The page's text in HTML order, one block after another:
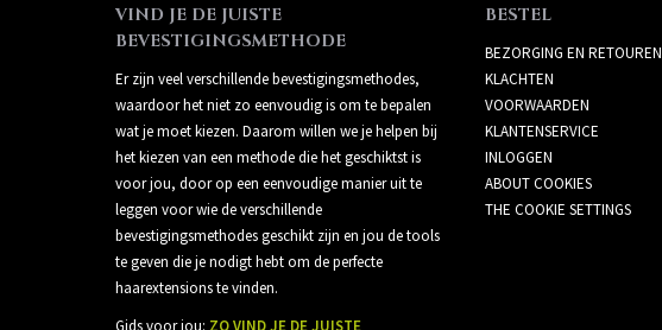
VIND JE DE JUISTE
BEVESTIGINGSMETHODE
Er zijn veel verschillende bevestigingsmethodes,
waardoor het niet zo eenvoudig is om te bepalen
wat je moet kiezen. Daarom willen we je helpen bij
het kiezen van een methode die het geschiktst is
voor jou, door op een eenvoudige manier uit te
leggen voor wie de verschillende
bevestigingsmethodes geschikt zijn en jou de tools
te geven die je nodigt hebt om de perfecte
haarextensions te vinden.
BESTEL
BEZORGING EN RETOUREN
KLACHTEN
VOORWAARDEN
KLANTENSERVICE
INLOGGEN
ABOUT COOKIES
THE COOKIE SETTINGS